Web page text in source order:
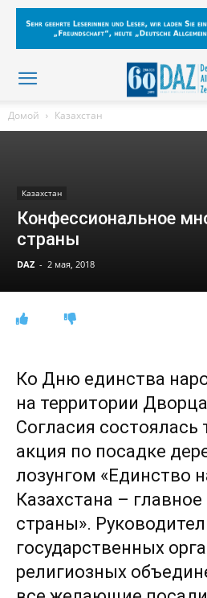
Домой Казахстан
Казахстан
Конфессиональное
страны
DAZ - 2 мая, 2018
Ко Дню единства
на территории
Согласия состоялась
акция по посадке
лозунгом «Единство
Казахстана – главное
страны».
государственных
религиозных